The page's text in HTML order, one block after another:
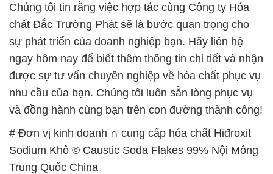
Chúng tôi tin rằng việc hợp tác cùng Công ty Hóa
chất Đắc Trường Phát sẽ là bước quan trọng cho
sự phát triển của doanh nghiệp bạn. Hãy liên hệ
ngay hôm nay để biết thêm thông tin chi tiết và nhận
được sự tư vấn chuyên nghiệp về hóa chất phục vụ
nhu cầu của bạn. Chúng tôi luôn sẵn lòng phục vụ
và đồng hành cùng bạn trên con đường thành công!
# Đơn vị kinh doanh ∩ cung cấp hóa chất Hiđroxit
Sodium Khô © Caustic Soda Flakes 99% Nội Mông
Trung Quốc China